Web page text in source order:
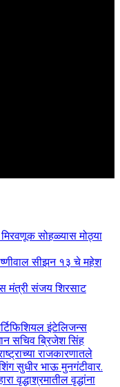
मिरवणूक सोहळ्यास मोठ्या
सीझन १३ चे महेश
मंत्री संजय शिरसाट
इंटेलिजन्स
सचिव ब्रिजेश सिंह
राजकारणातले
सुधीर भाऊ मुनगंटीवार.
वृद्धाश्रमातील वृद्धांना